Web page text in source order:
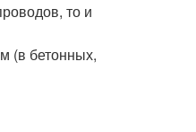
то и
(в бетонных,